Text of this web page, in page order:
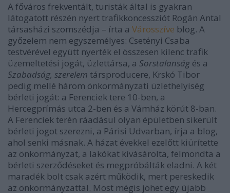
A főváros frekventált, turisták által is gyakran
látogatott részén nyert trafikkoncessziót Rogán Antal
társasházi szomszédja – írta a Városszíve blog. A
győzelem nem egyszemélyes: Csetényi Csaba
testvérével együtt nyerték el összesen kilenc trafik
üzemeltetési jogát, üzlettársa, a Sorstalanság és a
Szabadság, szerelem társproducere, Krskó Tibor
pedig mellé három önkormányzati üzlethelyiség
bérleti jogát: a Ferenciek tere 10-ben, a
Hercegprímás utca 2-ben és a Vámház körút 8-ban.
A Ferenciek terén ráadásul olyan épületben sikerült
bérleti jogot szerezni, a Párisi Udvarban, írja a blog,
ahol senki másnak. A házat évekkel ezelőtt kiürítette
az önkormányzat, a lakókat kivásárolta, felmondta a
bérleti szerződéseket és megpróbálták eladni. A két
maradék bolt csak azért működik, mert pereskedik
az önkormányzattal. Most mégis jöhet egy újabb